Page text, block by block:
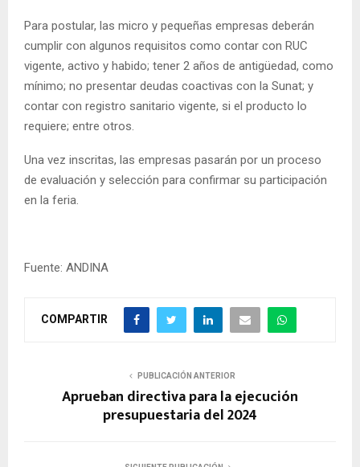
Para postular, las micro y pequeñas empresas deberán
cumplir con algunos requisitos como contar con RUC
vigente, activo y habido; tener 2 años de antigüedad, como
mínimo; no presentar deudas coactivas con la Sunat; y
contar con registro sanitario vigente, si el producto lo
requiere; entre otros.
Una vez inscritas, las empresas pasarán por un proceso
de evaluación y selección para confirmar su participación
en la feria.
Fuente: ANDINA
COMPARTIR
PUBLICACIÓN ANTERIOR
Aprueban directiva para la ejecución
presupuestaria del 2024